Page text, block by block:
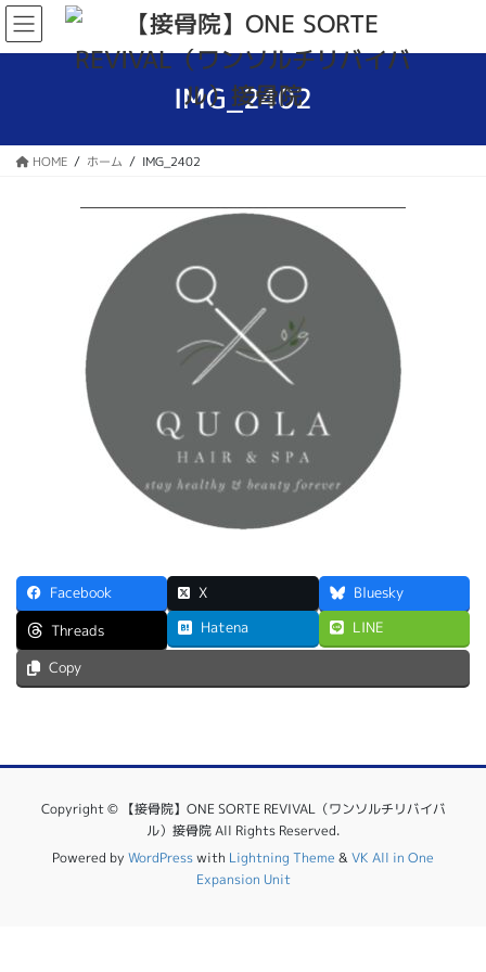
コ
ン
テ
ス
ナ
ビ
ゲ
ン
IMG_2402
HOME ホーム IMG_2402
Facebook X
Bluesky
Threads
Hatena LINE
Copy
Copyright © 【接骨院】ONE SORTE REVIVAL（ワンソルチリバイバ
ル）接骨院 All Rights Reserved.
Powered by WordPresswith Lightning Theme &VK All in One
Expansion Unit